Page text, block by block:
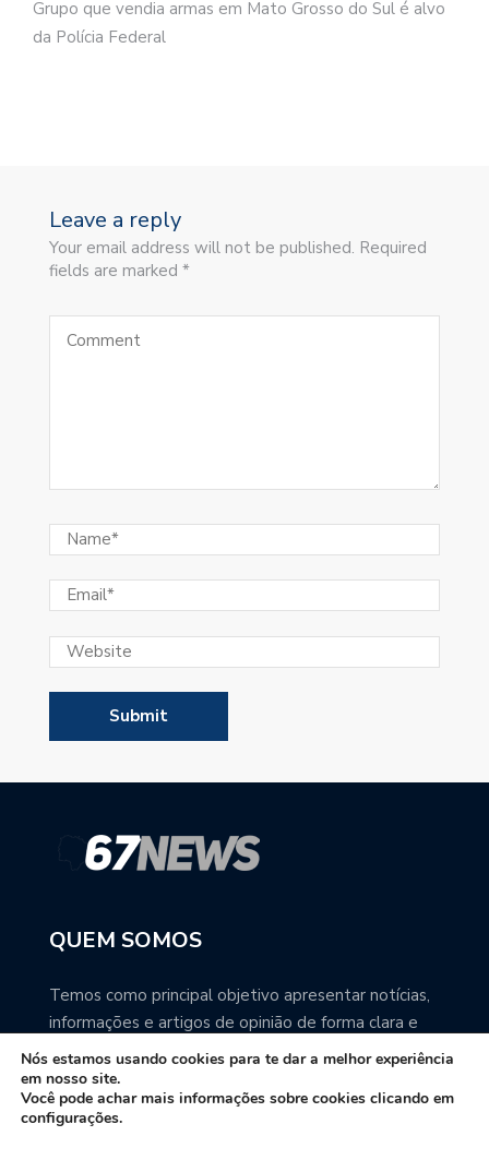
Grupo que vendia armas em Mato Grosso do Sul é alvo
da Polícia Federal
Leave a reply
Your email address will not be published. Required
fields are marked *
QUEM SOMOS
Temos como principal objetivo apresentar notícias,
informações e artigos de opinião de forma clara e
precisa. Você pode ter a total certeza que o
67NEWS é uma excelente fonte de informação
sobre Mato Grosso do Sul.
Nós estamos usando cookies para te dar a melhor experiência
em nosso site.
Você pode achar mais informações sobre cookies clicando em
configurações.